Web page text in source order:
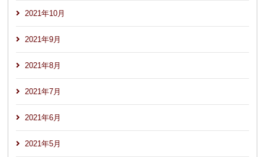
2021年10月
2021年9月
2021年8月
2021年7月
2021年6月
2021年5月